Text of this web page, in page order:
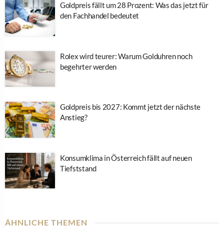
Goldpreis fällt um 28 Prozent: Was das jetzt für
den Fachhandel bedeutet
Rolex wird teurer: Warum Golduhren noch
begehrter werden
Goldpreis bis 2027: Kommt jetzt der nächste
Anstieg?
Konsumklima in Österreich fällt auf neuen
Tiefststand
ÄHNLICHE THEMEN